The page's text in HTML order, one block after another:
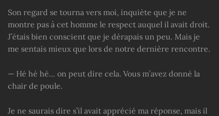
Son regard se tourna vers moi, inquiète que je ne
montre pas à cet homme le respect auquel il avait droit.
J’étais bien conscient que je dérapais un peu. Mais je
me sentais mieux que lors de notre dernière rencontre.
— Hé hé hé… on peut dire cela. Vous m’avez donné la
chair de poule.
Je ne saurais dire s’il avait apprécié ma réponse, mais il